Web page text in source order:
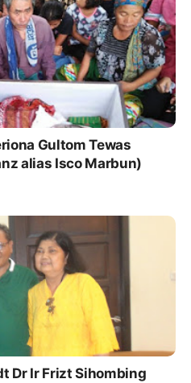
Gultom Tewas
alias Isco Marbun)
Dr Ir Frizt Sihombing